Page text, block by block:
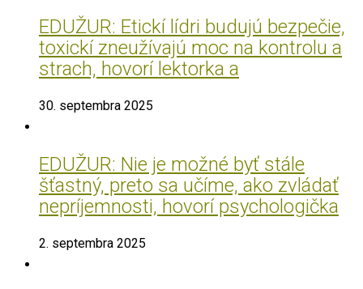
EDUŽUR: Etickí lídri budujú bezpečie,
toxickí zneužívajú moc na kontrolu a
strach, hovorí lektorka a
30. septembra 2025
EDUŽUR: Nie je možné byť stále
šťastný, preto sa učíme, ako zvládať
nepríjemnosti, hovorí psychologička
2. septembra 2025